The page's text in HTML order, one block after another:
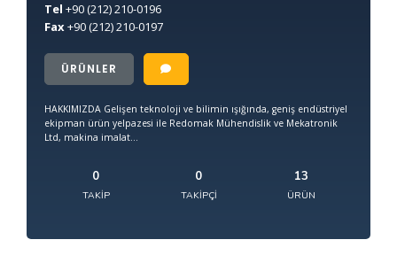
Tel +90(212) 210-0196
Fax+90(212) 210-0197
ÜRÜNLER
HAKKIMIZDA Gelişen teknoloji ve bilimin ışığında, geniş endüstriyel
ekipman ürün yelpazesi ile Redomak Mühendislik ve Mekatronik
Ltd, makina imalat...
0
TAKIP
0
TAKIPÇI
13
ÜRÜN